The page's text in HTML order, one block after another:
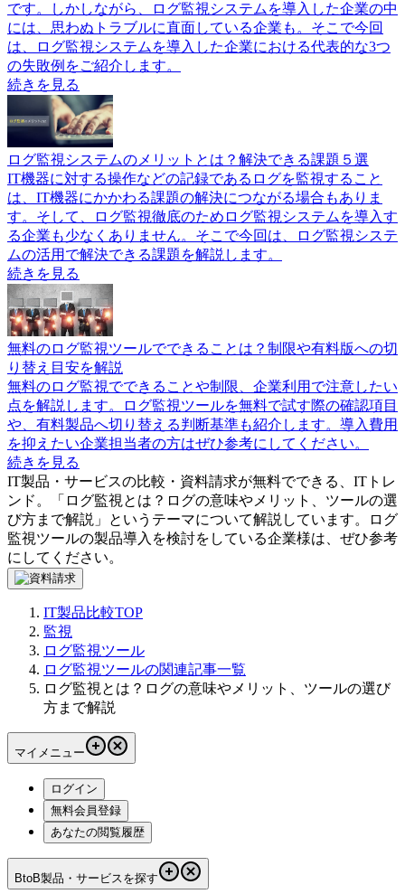
です。しかしながら、ログ監視システムを導入した企業の中
には、思わぬトラブルに直面している企業も。そこで今回
は、ログ監視システムを導入した企業における代表的な3つ
の失敗例をご紹介します。
続きを見る
ログ監視システムのメリットとは？解決できる課題５選
IT機器に対する操作などの記録であるログを監視すること
は、IT機器にかかわる課題の解決につながる場合もありま
す。そして、ログ監視徹底のためログ監視システムを導入す
る企業も少なくありません。そこで今回は、ログ監視システ
ムの活用で解決できる課題を解説します。
続きを見る
無料のログ監視ツールでできることは？制限や有料版への切
り替え目安を解説
無料のログ監視でできることや制限、企業利用で注意したい
点を解説します。ログ監視ツールを無料で試す際の確認項目
や、有料製品へ切り替える判断基準も紹介します。導入費用
を抑えたい企業担当者の方はぜひ参考にしてください。
続きを見る
IT製品・サービスの比較・資料請求が無料でできる、ITトレ
ンド。「 ログ監視とは？ログの意味やメリット、ツールの選
び方まで解説 」というテーマについて解説しています。
ログ
監視ツールの製品導入を検討をしている企業様は、ぜひ参考
にしてください。
IT製品比較TOP
監視
ログ監視ツール
ログ監視ツールの関連記事一覧
ログ監視とは？ログの意味やメリット、ツールの選び
方まで解説
マイメニュー
ログイン
無料会員登録
あなたの閲覧履歴
BtoB製品・サービスを探す